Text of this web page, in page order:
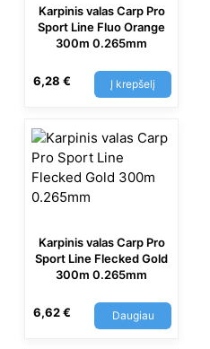
Karpinis valas Carp Pro
Sport Line Fluo Orange
300m 0.265mm
6,28 € Į krepšelį
Karpinis valas Carp Pro
Sport Line Flecked Gold
300m 0.265mm
6,62€ Daugiau